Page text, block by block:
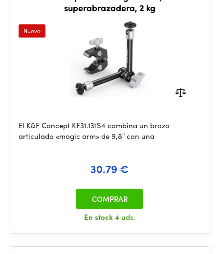
superabrazadera, 2 kg
Nuevo
El K&F Concept KF31.131S4 combina un brazo
articulado «magic arm» de 9,8″ con una
30.79 €
En stock4 uds.
COMPRAR